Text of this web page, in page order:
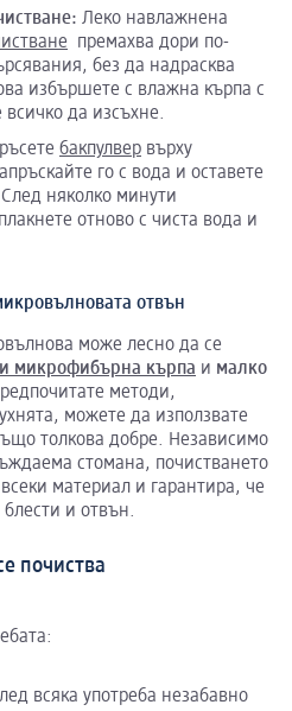
Леко навлажнена
премахва дори по-
без да надрасква
избършете с влажна кърпа с
всичко да изсъхне.
бакпулвер върху
го с вода и оставете
няколко минути
отново с чиста вода и
отвън
може лесно да се
микрофибърна кърпа и малко
методи,
можете да използвате
толкова добре. Независимо
стомана, почистването
материал и гарантира, че
и отвън.
почиства
всяка употреба незабавно